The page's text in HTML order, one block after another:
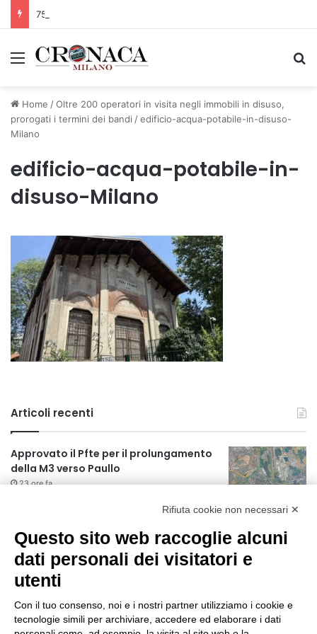
Menu
Home /Oltre 200 operatori in visita negli immobili in disuso,
prorogati i termini dei bandi /edificio-acqua-potabile-in-disuso-
Milano
edificio-acqua-potabile-in-
disuso-Milano
Articoli recenti
Approvato il Pfte per il prolungamento
della M3 verso Paullo
23 ore fa
75 anni di INFN. La comunità, la storia, il
futuro della ricerca in fisica
fondamentale in Italia
23 ore fa
Milano Aiuta Estate, 1600 prestazioni di
assistenza attivate
1 giorno fa
Rifiuta cookie non necessari ✕
Questo sito web raccoglie alcuni
dati personali dei visitatori e
utenti
Con il tuo consenso, noi e i nostri partner utilizziamo i cookie e
tecnologie simili per archiviare, accedere ed elaborare i dati